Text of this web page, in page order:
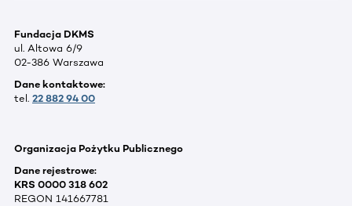
Fundacja DKMS
ul. Altowa 6/9
02-386 Warszawa
Dane kontaktowe:
tel. 22 882 94 00
Organizacja Pożytku Publicznego
Dane rejestrowe:
KRS 0000 318 602
REGON 141667781